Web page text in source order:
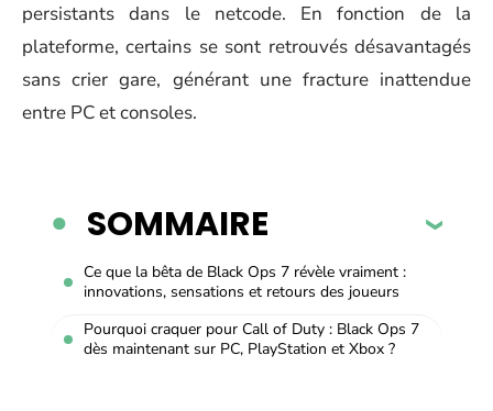
persistants dans le netcode. En fonction de la
plateforme, certains se sont retrouvés désavantagés
sans crier gare, générant une fracture inattendue
entre PC et consoles.
SOMMAIRE
Ce que la bêta de Black Ops 7 révèle vraiment :
innovations, sensations et retours des joueurs
Pourquoi craquer pour Call of Duty : Black Ops 7
dès maintenant sur PC, PlayStation et Xbox ?